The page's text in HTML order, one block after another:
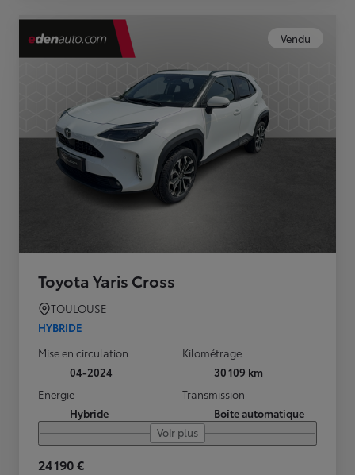
Vendu
Toyota Yaris Cross
TOULOUSE
HYBRIDE
Mise en circulation
04-2024
Kilométrage
30 109 km
Energie
Hybride
Transmission
Boîte automatique
Voir plus
24 190 €